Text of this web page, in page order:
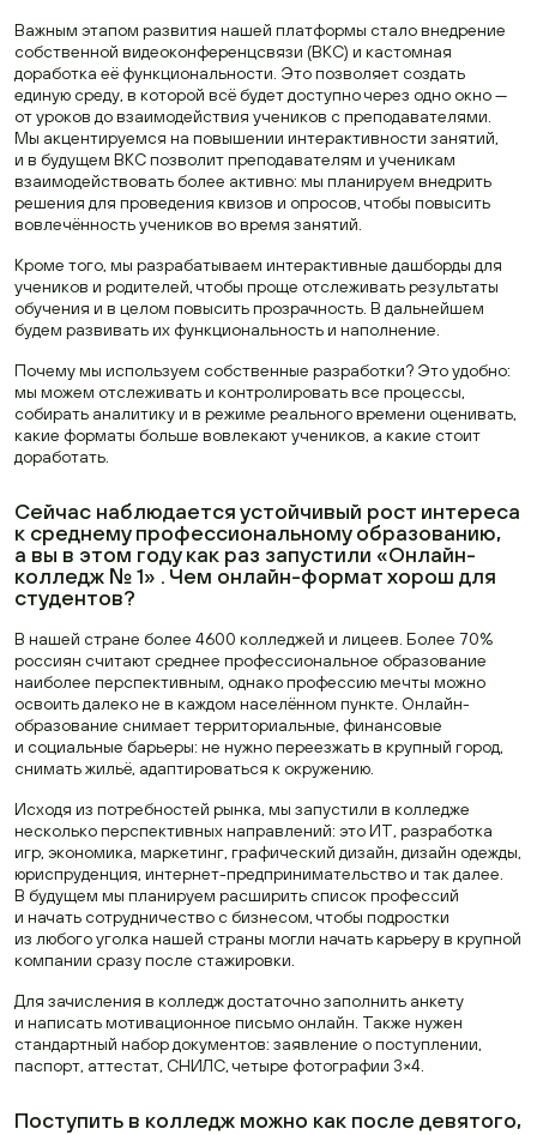
Важным этапом развития нашей платформы стало внедрение
собственной видеоконференцсвязи (ВКС) и кастомная
доработка её функциональности. Это позволяет создать
единую среду, в которой всё будет доступно через одно окно —
от уроков до взаимодействия учеников с преподавателями.
Мы акцентируемся на повышении интерактивности занятий,
и в будущем ВКС позволит преподавателям и ученикам
взаимодействовать более активно: мы планируем внедрить
решения для проведения квизов и опросов, чтобы повысить
вовлечённость учеников во время занятий.
Кроме того, мы разрабатываем интерактивные дашборды для
учеников и родителей, чтобы проще отслеживать результаты
обучения и в целом повысить прозрачность. В дальнейшем
будем развивать их функциональность и наполнение.
Почему мы используем собственные разработки? Это удобно:
мы можем отслеживать и контролировать все процессы,
собирать аналитику и в режиме реального времени оценивать,
какие форматы больше вовлекают учеников, а какие стоит
доработать.
Сейчас наблюдается устойчивый рост интереса
к среднему профессиональному образованию,
а вы в этом году как раз запустили «Онлайн-
колледж № 1» . Чем онлайн-формат хорош для
студентов?
В нашей стране более 4600 колледжей и лицеев. Более 70%
россиян считают среднее профессиональное образование
наиболее перспективным, однако профессию мечты можно
освоить далеко не в каждом населённом пункте. Онлайн-
образование снимает территориальные, финансовые
и социальные барьеры: не нужно переезжать в крупный город,
снимать жильё, адаптироваться к окружению.
Исходя из потребностей рынка, мы запустили в колледже
несколько перспективных направлений: это ИТ, разработка
игр, экономика, маркетинг, графический дизайн, дизайн одежды,
юриспруденция, интернет-предпринимательство и так далее.
В будущем мы планируем расширить список профессий
и начать сотрудничество с бизнесом, чтобы подростки
из любого уголка нашей страны могли начать карьеру в крупной
компании сразу после стажировки.
Для зачисления в колледж достаточно заполнить анкету
и написать мотивационное письмо онлайн. Также нужен
стандартный набор документов: заявление о поступлении,
паспорт, аттестат, СНИЛС, четыре фотографии 3×4.
Поступить в колледж можно как после девятого,